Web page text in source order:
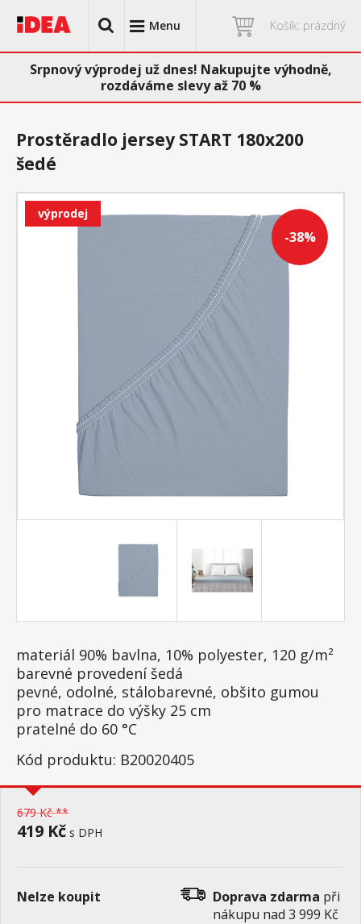
Menu Košík: prázdný
Srpnový výprodej už dnes! Nakupujte výhodně,
rozdáváme slevy až 70 %
-38%
výprodej
Prostěradlo jersey START 180x200
šedé
materiál 90% bavlna, 10% polyester, 120 g/m²
barevné provedení šedá
pevné, odolné, stálobarevné, obšito gumou
pro matrace do výšky 25 cm
pratelné do 60 °C
Kód produktu: B20020405
679 Kč **
419 Kč s DPH
Nelze koupit Doprava zdarma při
nákupu nad 3 999 Kč